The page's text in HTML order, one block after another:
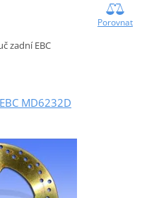
Porovnat
zadní EBC
MD6232D